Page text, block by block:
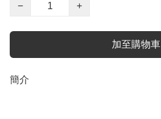
−
+
加至購物車
簡介